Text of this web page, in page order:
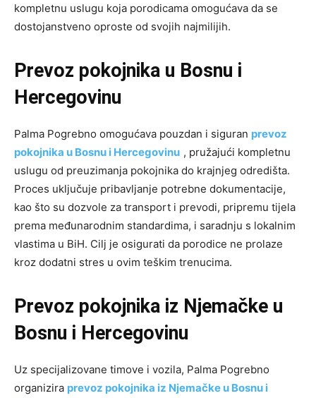
kompletnu uslugu koja porodicama omogućava da se
dostojanstveno oproste od svojih najmilijih.
Prevoz pokojnika u Bosnu i
Hercegovinu
Palma Pogrebno omogućava pouzdan i siguran prevoz
pokojnika u Bosnu i Hercegovinu , pružajući kompletnu
uslugu od preuzimanja pokojnika do krajnjeg odredišta.
Proces uključuje pribavljanje potrebne dokumentacije,
kao što su dozvole za transport i prevodi, pripremu tijela
prema međunarodnim standardima, i saradnju s lokalnim
vlastima u BiH. Cilj je osigurati da porodice ne prolaze
kroz dodatni stres u ovim teškim trenucima.
Prevoz pokojnika iz Njemačke u
Bosnu i Hercegovinu
Uz specijalizovane timove i vozila, Palma Pogrebno
organizira prevoz pokojnika iz Njemačke u Bosnu i